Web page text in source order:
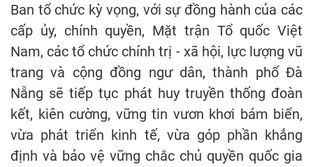
Ban tổ chức kỳ vọng, với sự đồng hành của các
cấp ủy, chính quyền, Mặt trận Tổ quốc Việt
Nam, các tổ chức chính trị - xã hội, lực lượng vũ
trang và cộng đồng ngư dân, thành phố Đà
Nẵng sẽ tiếp tục phát huy truyền thống đoàn
kết, kiên cường, vững tin vươn khơi bám biển,
vừa phát triển kinh tế, vừa góp phần khẳng
định và bảo vệ vững chắc chủ quyền quốc gia